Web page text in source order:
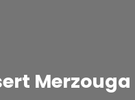
Merzouga